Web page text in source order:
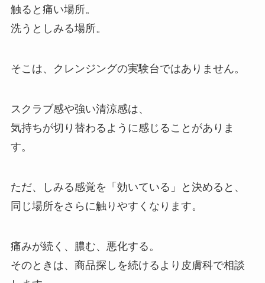
触ると痛い場所。
洗うとしみる場所。
そこは、クレンジングの実験台ではありません。
スクラブ感や強い清涼感は、
気持ちが切り替わるように感じることがありま
す。
ただ、しみる感覚を「効いている」と決めると、
同じ場所をさらに触りやすくなります。
痛みが続く、膿む、悪化する。
そのときは、商品探しを続けるより皮膚科で相談